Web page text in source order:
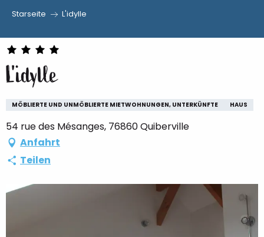
au
contenu
principal
Starseite L'idylle
L'idylle
MÖBLIERTE UND UNMÖBLIERTE MIETWOHNUNGEN, UNTERKÜNFTE HAUS
54 rue des Mésanges, 76860 Quiberville
Anfahrt
Teilen